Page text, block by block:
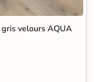
velours AQUA